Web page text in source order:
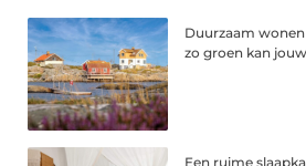
Duurzaam
zo groen kan
Een ruime